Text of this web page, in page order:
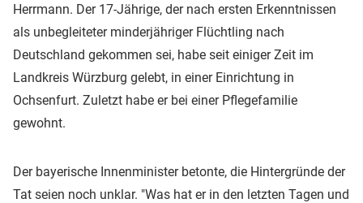
Herrmann. Der 17-Jährige, der nach ersten Erkenntnissen
als unbegleiteter minderjähriger Flüchtling nach
Deutschland gekommen sei, habe seit einiger Zeit im
Landkreis Würzburg gelebt, in einer Einrichtung in
Ochsenfurt. Zuletzt habe er bei einer Pflegefamilie
gewohnt.
Der bayerische Innenminister betonte, die Hintergründe der
Tat seien noch unklar. "Was hat er in den letzten Tagen und